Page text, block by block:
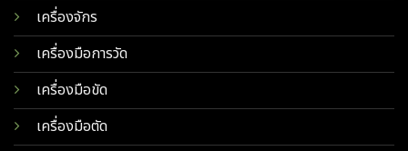
เครื่องจักร
เครื่องมือการวัด
เครื่องมือขัด
เครื่องมือตัด